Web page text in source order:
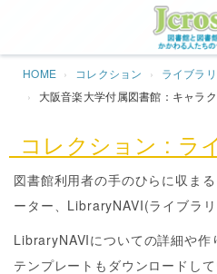
HOME コレクション
ライブラ
大阪音楽大学付属図書館：キャラ
コレクション : ラ
図書館利用者の手のひらに収ま
ーター、LibraryNAVI(ライブラ
LibraryNAVIについての詳細や作
テンプレートもダウンロードして